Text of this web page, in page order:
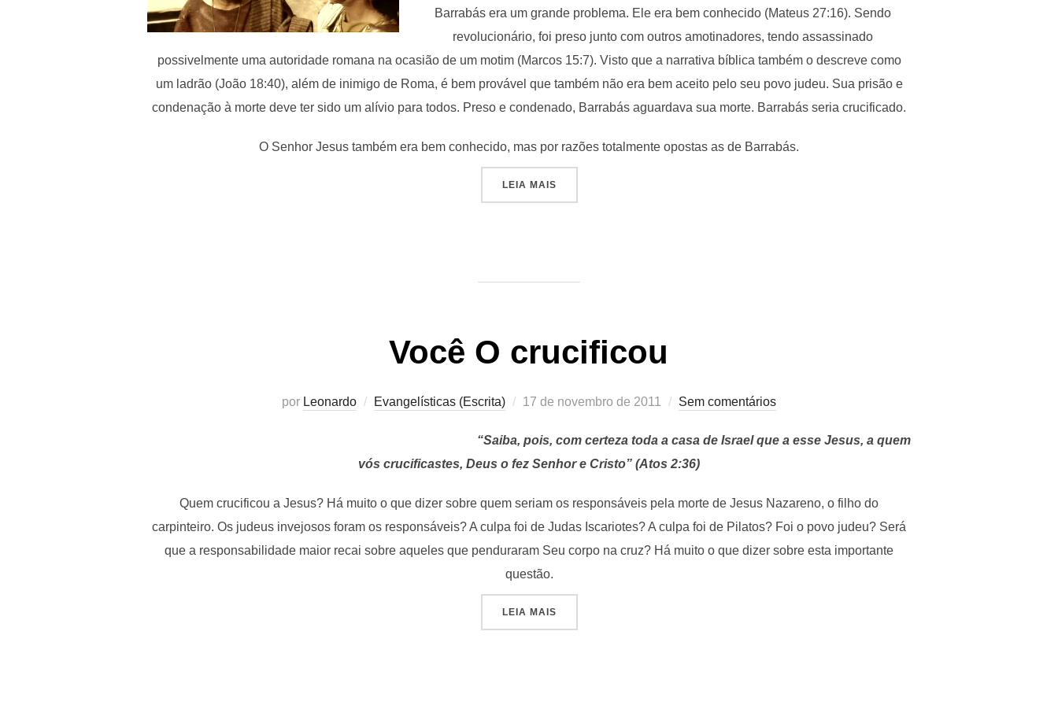
Barrabás era um grande problema. Ele era bem conhecido (Mateus 27:16). Sendo
revolucionário, foi preso junto com outros amotinadores, tendo assassinado
possivelmente uma autoridade romana na ocasião de um motim (Marcos 15:7). Visto que a narrativa bíblica também o descreve como
um ladrão (João 18:40), além de inimigo de Roma, é bem provável que também não era bem aceito pelo seu povo judeu. Sua prisão e
condenação à morte deve ter sido um alívio para todos. Preso e condenado, Barrabás aguardava sua morte. Barrabás seria crucificado.
O Senhor Jesus também era bem conhecido, mas por razões totalmente opostas as de Barrabás.
LEIA MAIS“BARRABÁS”
Você O crucificou
por Leonardo Evangelísticas (Escrita)
Postado
17 de novembro de 2011 Sem comentários
“Saiba, pois, com certeza toda a casa de Israel que a esse Jesus, a quem
vós crucificastes, Deus o fez Senhor e Cristo” (Atos 2:36)
Quem crucificou a Jesus? Há muito o que dizer sobre quem seriam os responsáveis pela morte de Jesus Nazareno, o filho do
carpinteiro. Os judeus invejosos foram os responsáveis? A culpa foi de Judas Iscariotes? A culpa foi de Pilatos? Foi o povo judeu? Será
que a responsabilidade maior recai sobre aqueles que penduraram Seu corpo na cruz? Há muito o que dizer sobre esta importante
questão.
LEIA MAIS“VOCÊ O CRUCIFICOU”